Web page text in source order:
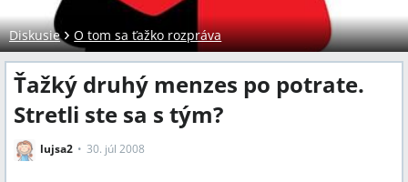
Diskusie O tom sa ťažko rozpráva
Ťažký druhý menzes po potrate.
Stretli ste sa s tým?
lujsa2 30. júl 2008